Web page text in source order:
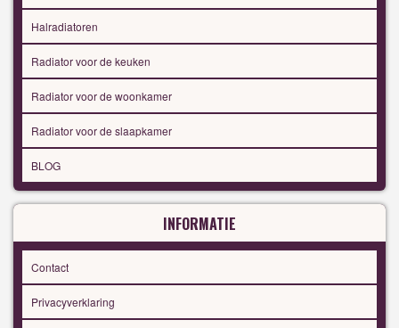
Halradiatoren
Radiator voor de keuken
Radiator voor de woonkamer
Radiator voor de slaapkamer
BLOG
INFORMATIE
Contact
Privacyverklaring